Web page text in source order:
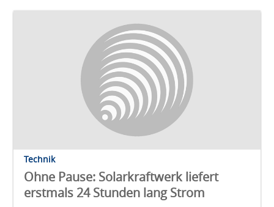
Technik
Ohne Pause: Solarkraftwerk liefert
erstmals 24 Stunden lang Strom